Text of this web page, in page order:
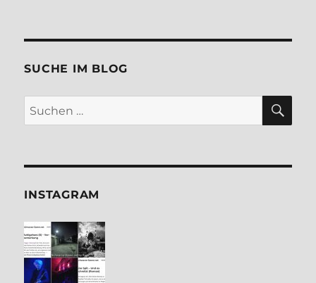
SUCHE IM BLOG
Suchen
nach:
INSTA­GRAM